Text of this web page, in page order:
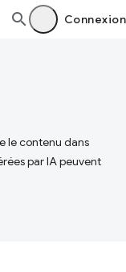
Connexion
le contenu dans
par IA peuvent